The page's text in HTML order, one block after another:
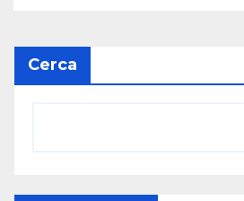
Cerca